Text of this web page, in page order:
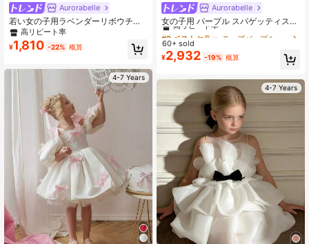
Aurorabelle
若い女の子用ラベンダーリボウチュ
ールパフドレス、エレガントなプリ
ンセスドレス、女の子の誕生日パー
ティー、結婚式、花嫁介添人ドレ
しています
高リピート率
¥1,810 -22% 概算
4-7 Years
Aurorabelle
女の子用 パープル スパゲッティスト
ラップ オフショルダー スパンコール
手作りビーズ メッシュ エレガント
パーティードレス ケーキスカート プ
リンセスドレス 誕生日パーティー イ
ング フラワーガール アウトフィット
感謝祭 卒業式ドレス
#2 ベストセラー
高リピート率
#2 ベストセラー
高リピート率
#2 ベストセラー
高リピート率
#2 ベストセラー
モーブパープル 若い女の子のパーティーウェア
60+ sold
¥2,932 -19% 概算
4-7 Years